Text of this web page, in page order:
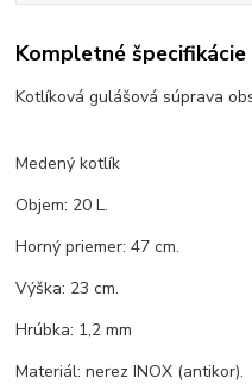
Kompletné špecifikácie
Kotlíková gulášová súprava
Medený kotlík
Objem: 20 L.
Horný priemer: 47 cm.
Výška: 23 cm.
Hrúbka: 1,2 mm
Materiál: nerez INOX (antikor).